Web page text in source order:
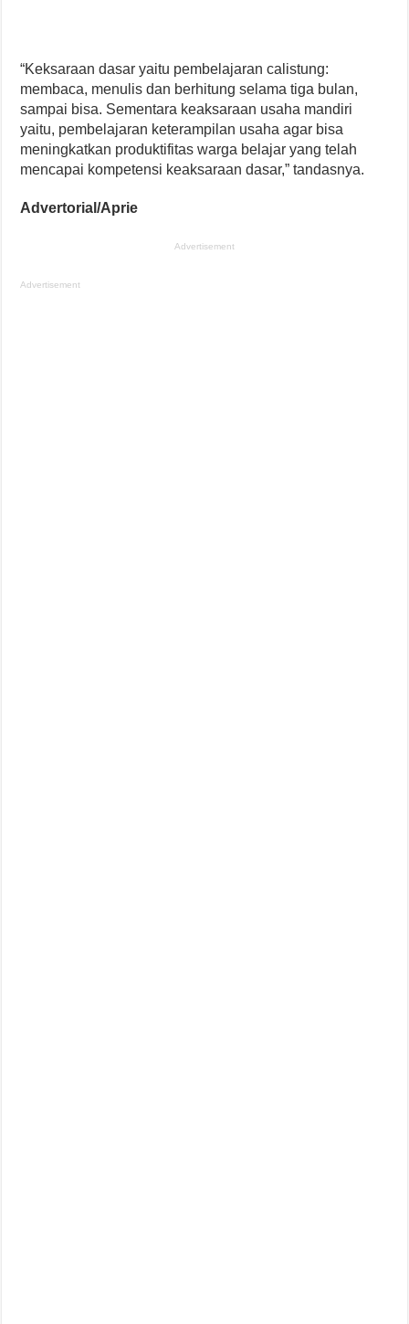
“Keksaraan dasar yaitu pembelajaran calistung:
membaca, menulis dan berhitung selama tiga bulan,
sampai bisa. Sementara keaksaraan usaha mandiri
yaitu, pembelajaran keterampilan usaha agar bisa
meningkatkan produktifitas warga belajar yang telah
mencapai kompetensi keaksaraan dasar,” tandasnya.
Advertorial/Aprie
Advertisement
Advertisement